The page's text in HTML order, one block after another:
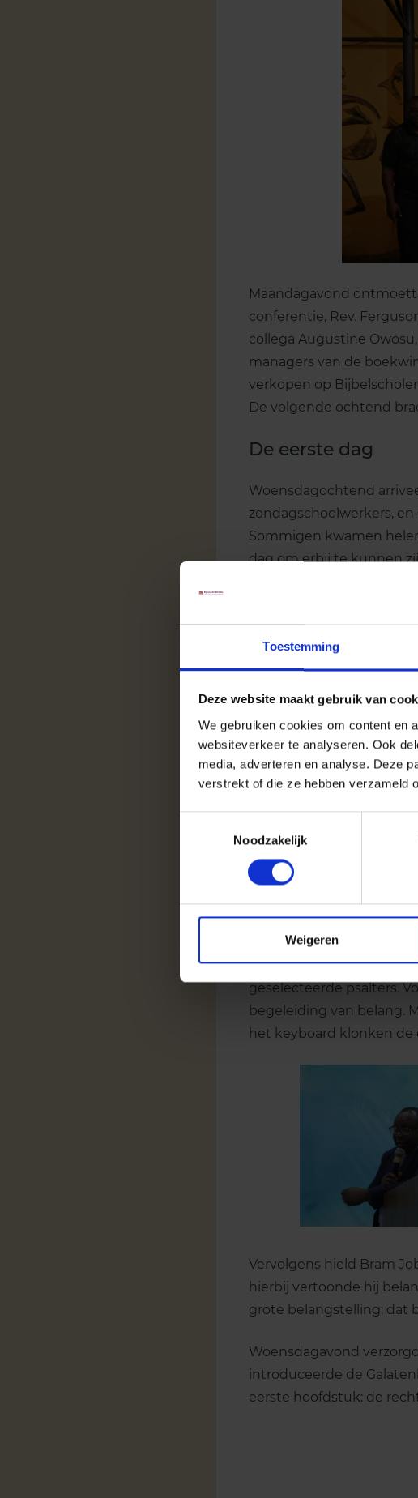
Toestemming
Deze website maakt gebruik van
We gebruiken cookies om content en
websiteverkeer te analyseren. Ook
media, adverteren en analyse. Deze
verstrekt of die ze hebben verzameld
Noodzakelijk
Weigeren
Maandagavond
conferentie, Rev.
collega Augustine
managers van de
verkopen op
De volgende ochtend
De eerste dag
Woensdagochtend
zondagschoolwerkers,
Sommigen kwamen
dag om erbij te kunnen
begeleid door hun
omstandigheden; des te
Ds. F. Kcofie opende de
geselecteerde psalters.
begeleiding van belang.
het keyboard klonken de
Vervolgens hield Bram
hierbij vertoonde hij
grote belangstelling; dat
Woensdagavond
introduceerde de
eerste hoofdstuk: de